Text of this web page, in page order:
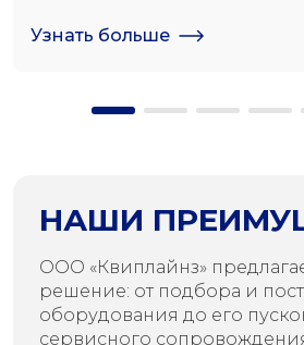
Узнать больше
НАШИ
ООО «Квиплайнз»
решение: от подбора и
оборудования до его
сервисного